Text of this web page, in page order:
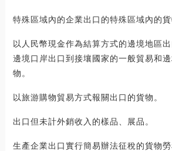
特殊區域內的企業出口的特殊區域內的貨
以人民幣現金作為結算方式的邊境地區
邊境口岸出口到接壤國家的一般貿易和
物。
以旅游購物貿易方式報關出口的貨物。
出口但未計外銷收入的樣品、展品。
生產企業出口實行簡易辦法征稅的貨物勞